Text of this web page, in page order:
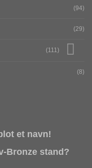
(94)
(29)
(111)
(8)
et navn!
Bronze stand?